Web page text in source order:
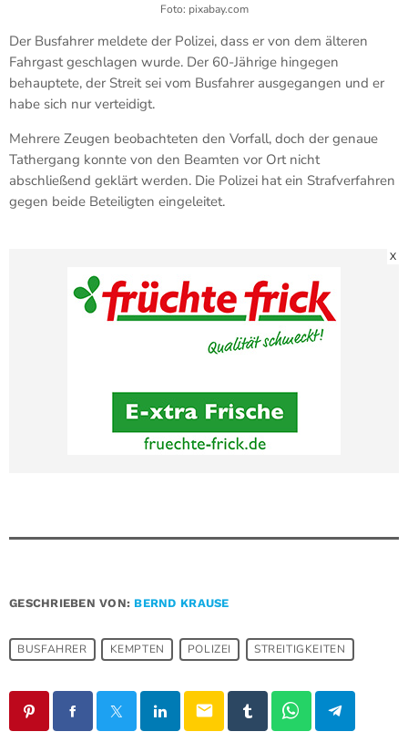
Foto: pixabay.com
Der Busfahrer meldete der Polizei, dass er von dem älteren
Fahrgast geschlagen wurde. Der 60-Jährige hingegen
behauptete, der Streit sei vom Busfahrer ausgegangen und er
habe sich nur verteidigt.
Mehrere Zeugen beobachteten den Vorfall, doch der genaue
Tathergang konnte von den Beamten vor Ort nicht
abschließend geklärt werden. Die Polizei hat ein Strafverfahren
gegen beide Beteiligten eingeleitet.
X
GESCHRIEBEN VON: BERND KRAUSE
BUSFAHRER KEMPTEN POLIZEI STREITIGKEITEN
email